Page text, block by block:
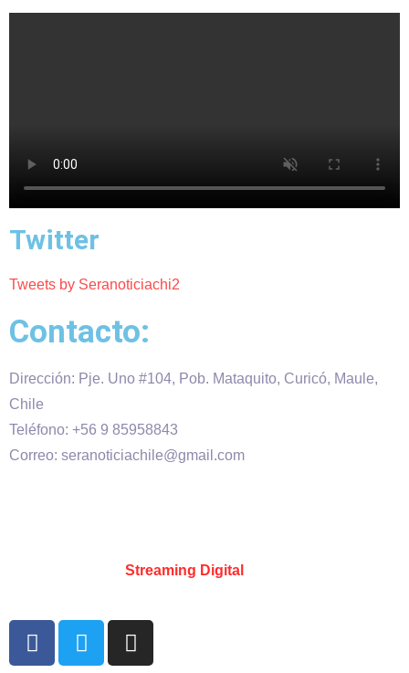
Twitter
Tweets by Seranoticiachi2
Contacto:
Dirección: Pje. Uno #104, Pob. Mataquito, Curicó, Maule,
Chile
Teléfono: +56 9 85958843
Correo: seranoticiachile@gmail.com
Streaming Digital